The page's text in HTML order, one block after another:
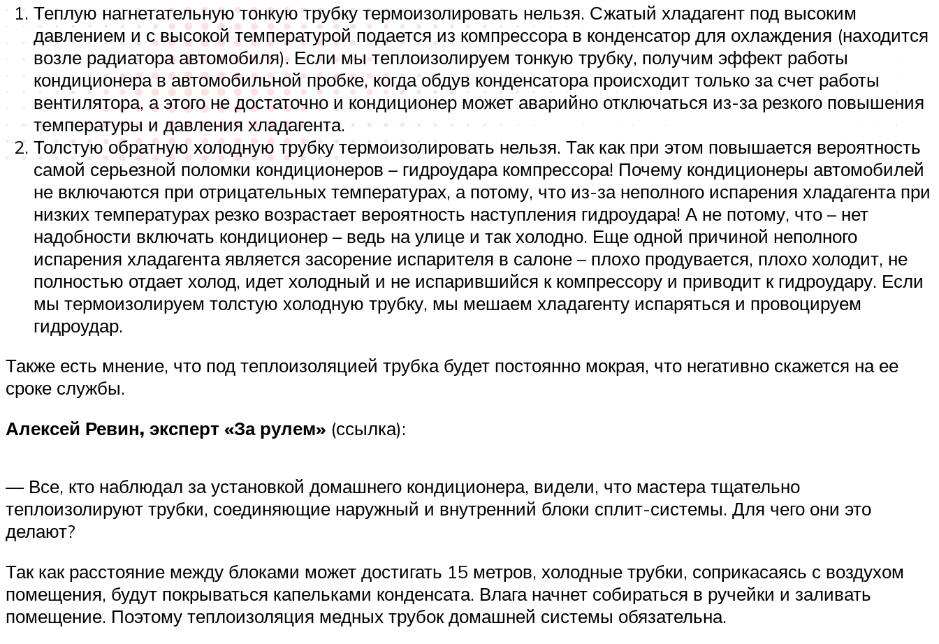
Теплую нагнетательную тонкую трубку термоизолировать нельзя. Сжатый хладагент под высоким
давлением и с высокой температурой подается из компрессора в конденсатор для охлаждения (находится
возле радиатора автомобиля). Если мы теплоизолируем тонкую трубку, получим эффект работы
кондиционера в автомобильной пробке, когда обдув конденсатора происходит только за счет работы
вентилятора, а этого не достаточно и кондиционер может аварийно отключаться из-за резкого повышения
температуры и давления хладагента.
Толстую обратную холодную трубку термоизолировать нельзя. Так как при этом повышается вероятность
самой серьезной поломки кондиционеров – гидроудара компрессора! Почему кондиционеры автомобилей
не включаются при отрицательных температурах, а потому, что из-за неполного испарения хладагента при
низких температурах резко возрастает вероятность наступления гидроудара! А не потому, что – нет
надобности включать кондиционер – ведь на улице и так холодно. Еще одной причиной неполного
испарения хладагента является засорение испарителя в салоне – плохо продувается, плохо холодит, не
полностью отдает холод, идет холодный и не испарившийся к компрессору и приводит к гидроудару. Если
мы термоизолируем толстую холодную трубку, мы мешаем хладагенту испаряться и провоцируем
гидроудар.
Также есть мнение, что под теплоизоляцией трубка будет постоянно мокрая, что негативно скажется на ее
сроке службы.
Алексей Ревин, эксперт «За рулем» (ссылка):
— Все, кто наблюдал за установкой домашнего кондиционера, видели, что мастера тщательно
теплоизолируют трубки, соединяющие наружный и внутренний блоки сплит-системы. Для чего они это
делают?
Так как расстояние между блоками может достигать 15 метров, холодные трубки, соприкасаясь с воздухом
помещения, будут покрываться капельками конденсата. Влага начнет собираться в ручейки и заливать
помещение. Поэтому теплоизоляция медных трубок домашней системы обязательна.